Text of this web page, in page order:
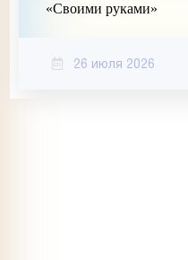
«Своими руками»
26 июля 2026